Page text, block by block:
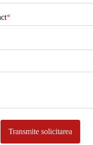
*
Transmite solicitarea